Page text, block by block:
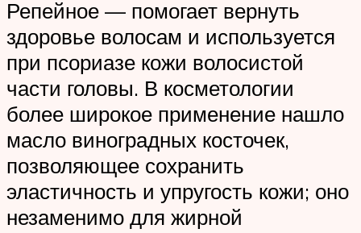
Репейное — помогает вернуть
здоровье волосам и используется
при псориазе кожи волосистой
части головы. В косметологии
более широкое применение нашло
масло виноградных косточек,
позволяющее сохранить
эластичность и упругость кожи; оно
незаменимо для жирной